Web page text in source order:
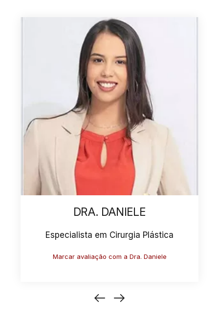
DRA. DANIELE
Especialista em Cirurgia Plástica
Marcar avaliação com a Dra. Daniele